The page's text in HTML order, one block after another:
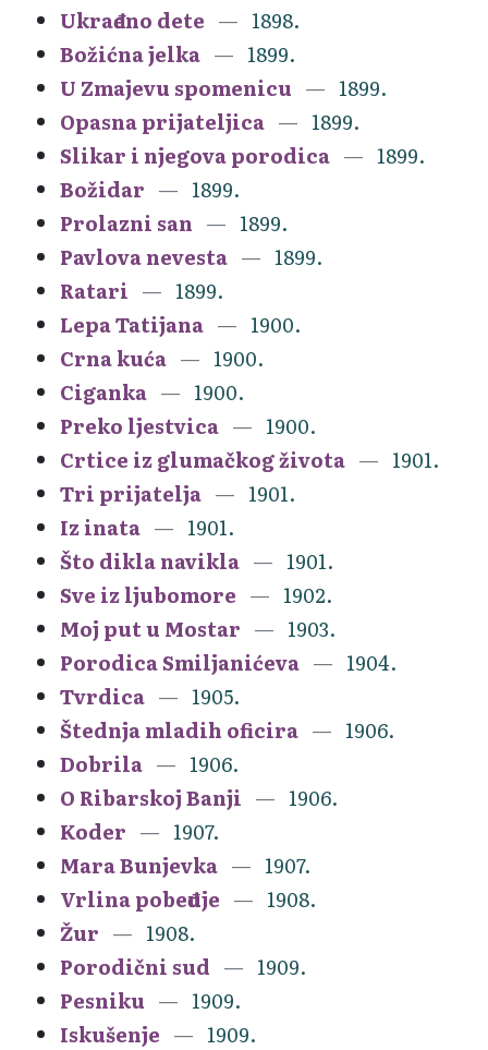
Ukrađeno dete
1898.
Božićna jelka
1899.
U Zmajevu spomenicu
1899.
Opasna prijateljica
1899.
Slikar i njegova porodica
1899.
Božidar
1899.
Prolazni san
1899.
Pavlova nevesta
1899.
Ratari
1899.
Lepa Tatijana
1900.
Crna kuća
1900.
Ciganka
1900.
Preko ljestvica
1900.
Crtice iz glumačkog života
1901.
Tri prijatelja
1901.
Iz inata
1901.
Što dikla navikla
1901.
Sve iz ljubomore
1902.
Moj put u Mostar
1903.
Porodica Smiljanićeva
1904.
Tvrdica
1905.
Štednja mladih oficira
1906.
Dobrila
1906.
O Ribarskoj Banji
1906.
Koder
1907.
Mara Bunjevka
1907.
Vrlina pobeđuje
1908.
Žur
1908.
Porodični sud
1909.
Pesniku
1909.
Iskušenje
1909.